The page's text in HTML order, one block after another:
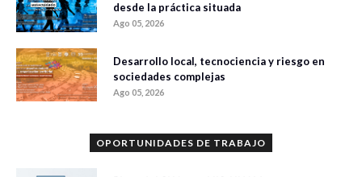
desde la práctica situada
Ago 05, 2026
Desarrollo local, tecnociencia y riesgo en
sociedades complejas
Ago 05, 2026
OPORTUNIDADES DE TRABAJO